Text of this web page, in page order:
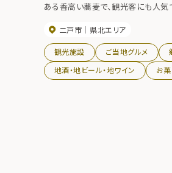
ある香高い蕎麦で、観光客にも人気
二戸市 県北エリア
観光施設 ご当地グルメ
地酒・地ビール・地ワイン
お